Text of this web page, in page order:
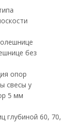
без
опор
свесы у
5 мм
глубиной 60, 70,